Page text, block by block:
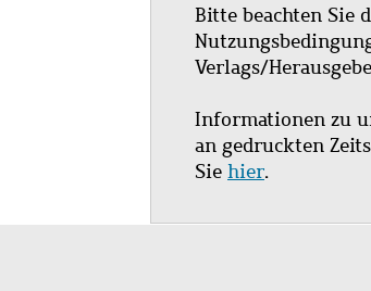
Bitte beachten Sie
Verlags/
Informationen zu
an gedruckten
Sie hier.